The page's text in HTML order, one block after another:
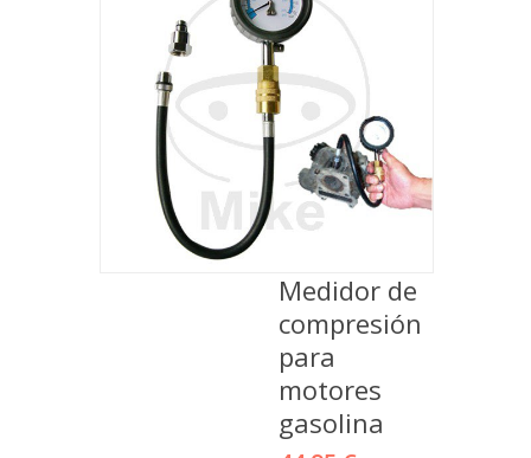
Medidor de
compresión
para
motores
gasolina